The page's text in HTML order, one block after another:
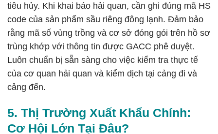
tiêu hủy. Khi khai báo hải quan, cần ghi đúng mã HS
code của sản phẩm sầu riêng đông lạnh. Đảm bảo
rằng mã số vùng trồng và cơ sở đóng gói trên hồ sơ
trùng khớp với thông tin được GACC phê duyệt.
Luôn chuẩn bị sẵn sàng cho việc kiểm tra thực tế
của cơ quan hải quan và kiểm dịch tại cảng đi và
cảng đến.
5. Thị Trường Xuất Khẩu Chính:
Cơ Hội Lớn Tại Đâu?